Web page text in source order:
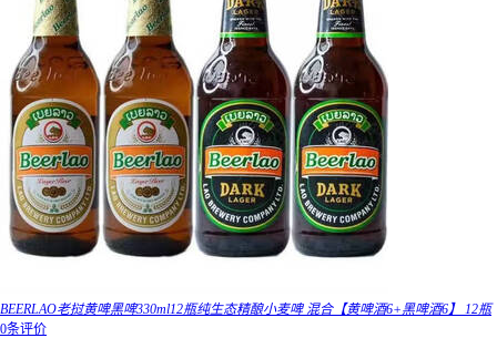
BEERLAO老挝黄啤黑啤330ml12瓶纯生态精酿小麦啤 混合【黄啤酒6+黑啤酒6】 12瓶
0条评价